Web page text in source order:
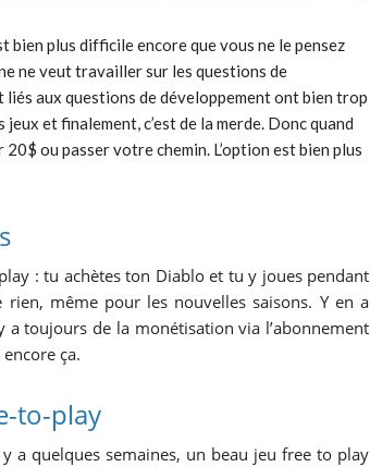
bien plus difficile encore que vous ne le pensez
ne veut travailler sur les questions de
aux questions de développement ont bien trop
et finalement, c’est de la merde. Donc quand
ou passer votre chemin. L’option est bien plus
: tu achètes ton Diablo et tu y joues pendant
rien, même pour les nouvelles saisons. Y en a
toujours de la monétisation via l’abonnement
ça.
to-play
a quelques semaines, un beau jeu free to play